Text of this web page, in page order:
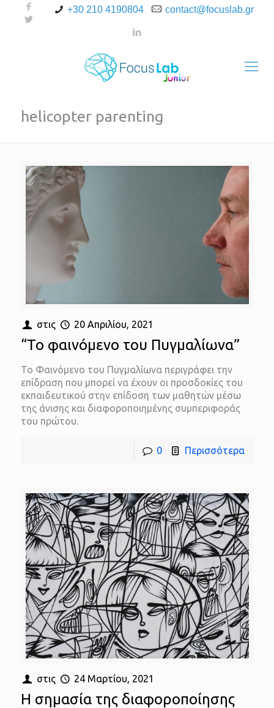
+30 210 4190804 contact@focuslab.gr
helicopter parenting
στις 20 Απριλίου, 2021
“Το φαινόμενο του Πυγμαλίωνα”
Το Φαινόμενο του Πυγμαλίωνα περιγράφει την
επίδραση που μπορεί να έχουν οι προσδοκίες του
εκπαιδευτικού στην επίδοση των μαθητών μέσω
της άνισης και διαφοροποιημένης συμπεριφοράς
του πρώτου.
0 Περισσότερα
στις 24 Μαρτίου, 2021
Η σημασία της διαφοροποίησης